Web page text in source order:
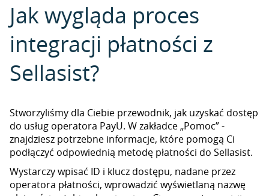
Jak wygląda proces
integracji płatności z
Sellasist?
Stworzyliśmy dla Ciebie przewodnik, jak uzyskać dostęp
do usług operatora PayU. W zakładce „Pomoc” -
znajdziesz potrzebne informacje, które pomogą Ci
podłączyć odpowiednią metodę płatności do Sellasist.
Wystarczy wpisać ID i klucz dostępu, nadane przez
operatora płatności, wprowadzić wyświetlaną nazwę